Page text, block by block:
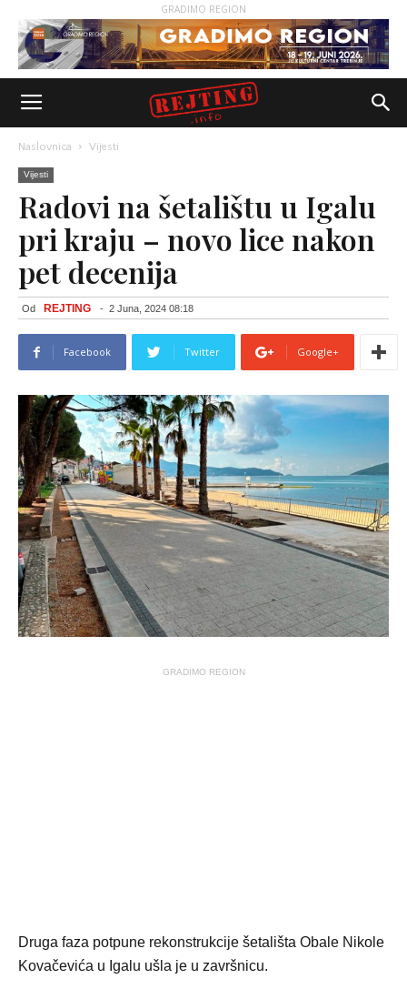
GRADIMO REGION
Naslovnica Vijesti
Vijesti
Radovi na šetalištu u Igalu
pri kraju – novo lice nakon
pet decenija
Od REJTING - 2 Juna, 2024 08:18
Facebook Twitter Google+
GRADIMO REGION
Druga faza potpune rekonstrukcije šetališta Obale Nikole
Kovačevića u Igalu ušla je u završnicu.